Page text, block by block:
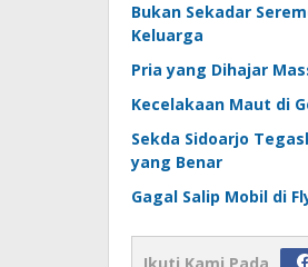
Bukan Sekadar
Keluarga
Pria yang Dihajar
Kecelakaan Maut di
Sekda Sidoarjo
yang Benar
Gagal Salip Mobil di